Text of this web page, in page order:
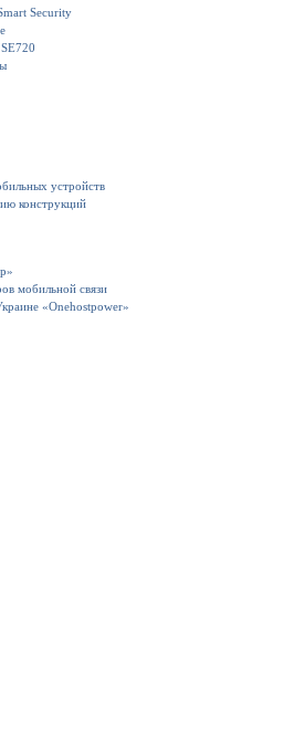
Security
устройств
конструкций
мобильной связи
«Onehostpower»